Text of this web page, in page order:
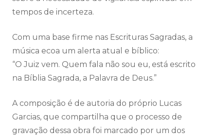
tempos de incerteza.
Com uma base firme nas Escrituras Sagradas, a
música ecoa um alerta atual e bíblico:
“O Juiz vem. Quem fala não sou eu, está escrito
na Bíblia Sagrada, a Palavra de Deus.”
A composição é de autoria do próprio Lucas
Garcias, que compartilha que o processo de
gravação dessa obra foi marcado por um dos